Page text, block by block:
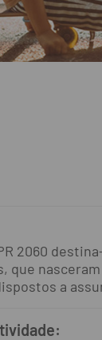
2060
nasceram
a